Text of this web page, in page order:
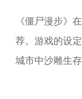
《僵尸漫步》
荐。游戏的设
城市中沙雕生存